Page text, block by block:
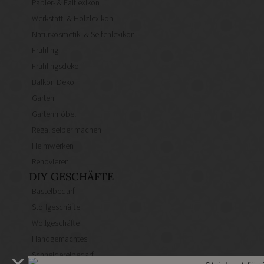
Papier- & Faltlexikon
Werkstatt- & Holzlexikon
Naturkosmetik- & Seifenlexikon
Frühlingsdeko
Balkon Deko
Garten
Regal selber machen
DIY GESCHÄFTE
Bastelbedarf
Stoffgeschäfte
Wollgeschäfte
Handgemachtes
Schneidereibedarf